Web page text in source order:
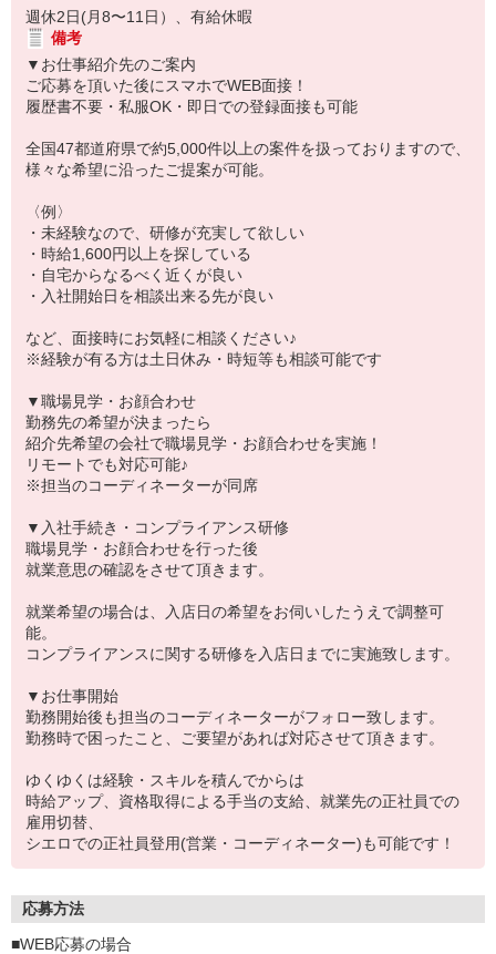
週休2日(月8〜11日）、有給休暇
備考
▼お仕事紹介先のご案内
ご応募を頂いた後にスマホでWEB面接！
履歴書不要・私服OK・即日での登録面接も可能
全国47都道府県で約5,000件以上の案件を扱っておりますので、
様々な希望に沿ったご提案が可能。
〈例〉
・未経験なので、研修が充実して欲しい
・時給1,600円以上を探している
・自宅からなるべく近くが良い
・入社開始日を相談出来る先が良い
など、面接時にお気軽に相談ください♪
※経験が有る方は土日休み・時短等も相談可能です
▼職場見学・お顔合わせ
勤務先の希望が決まったら
紹介先希望の会社で職場見学・お顔合わせを実施！
リモートでも対応可能♪
※担当のコーディネーターが同席
▼入社手続き・コンプライアンス研修
職場見学・お顔合わせを行った後
就業意思の確認をさせて頂きます。
就業希望の場合は、入店日の希望をお伺いしたうえで調整可
能。
コンプライアンスに関する研修を入店日までに実施致します。
▼お仕事開始
勤務開始後も担当のコーディネーターがフォロー致します。
勤務時で困ったこと、ご要望があれば対応させて頂きます。
ゆくゆくは経験・スキルを積んでからは
時給アップ、資格取得による手当の支給、就業先の正社員での
雇用切替、
シエロでの正社員登用(営業・コーディネーター)も可能です！
応募方法
■WEB応募の場合